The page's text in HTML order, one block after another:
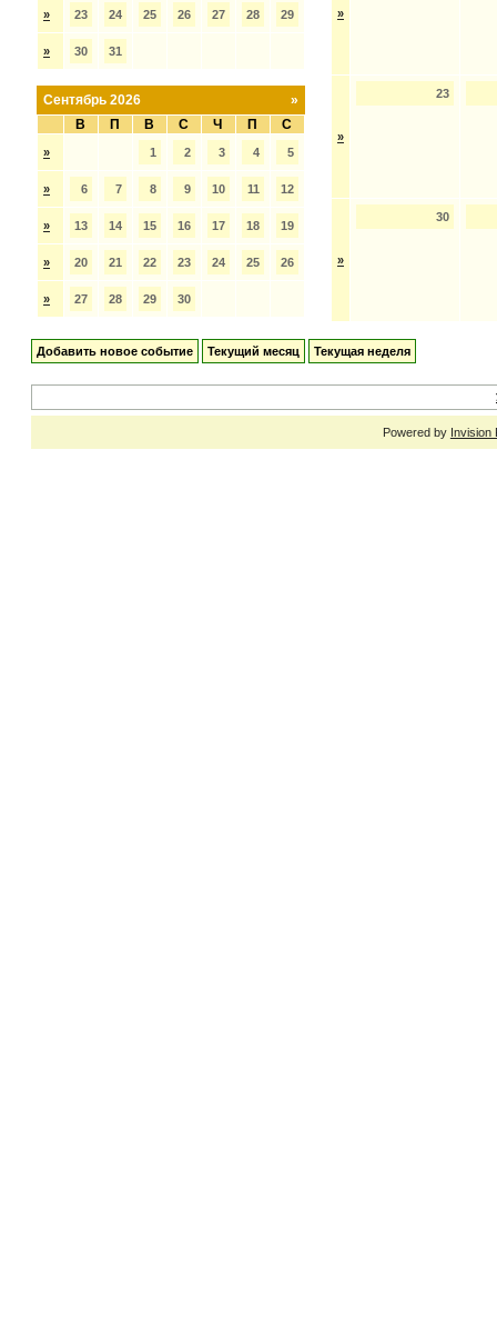
» 23 24 25 26 27 28 29
» 30 31
»
Сентябрь 2026
В
П В С Ч П С
» 1 2 3 4 5
» 6 7 8 9 10 11 12
» 13 14 15 16 17 18 19
» 20 21 22 23 24 25 26
» 27 28 29 30
»
»
23
»
30
Добавить новое событие Текущий месяц Текущая неделя
Powered by Invision